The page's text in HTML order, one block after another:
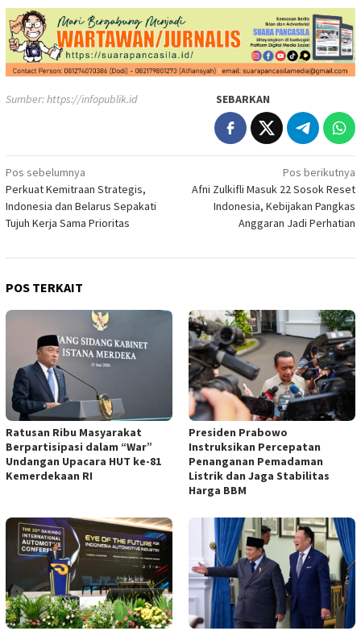
Sumber:https://infopublik.id SEBARKAN
Navigasi
pos
Pos sebelumnya
Perkuat Kemitraan Strategis,
Indonesia dan Belarus Sepakati
Tujuh Kerja Sama Prioritas
Pos berikutnya
Afni Zulkifli Masuk 22 Sosok Reset
Indonesia, Kebijakan Pangkas
Anggaran Jadi Perhatian
POS TERKAIT
Ratusan Ribu Masyarakat
Berpartisipasi dalam “War”
Undangan Upacara HUT ke-81
Kemerdekaan RI
Presiden Prabowo
Instruksikan Percepatan
Penanganan Pemadaman
Listrik dan Jaga Stabilitas
Harga BBM